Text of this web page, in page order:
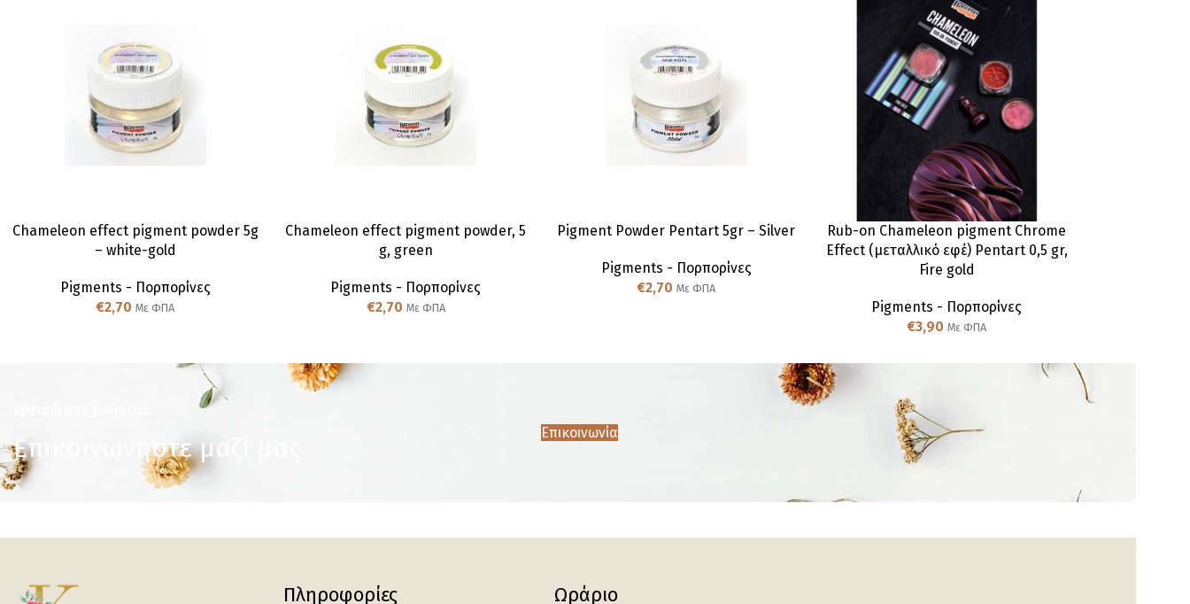
Chameleon effect pigment powder 5g
– white-gold
Pigments - Πορπορίνες
€2,70 Με ΦΠΑ
Chameleon effect pigment powder, 5
g, green
Pigments - Πορπορίνες
€2,70 Με ΦΠΑ
Pigment Powder Pentart 5gr – Silver
Pigments - Πορπορίνες
€2,70 Με ΦΠΑ
Rub-on Chameleon pigment Chrome
Effect (μεταλλικό εφέ) Pentart 0,5 gr,
Fire gold
Pigments - Πορπορίνες
€3,90 Με ΦΠΑ
Επικοινωνήστε μαζί μας Επικοινωνία
Πληροφορίες Ωράριο